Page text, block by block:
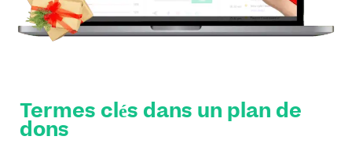
Termes clés dans un plan de
dons